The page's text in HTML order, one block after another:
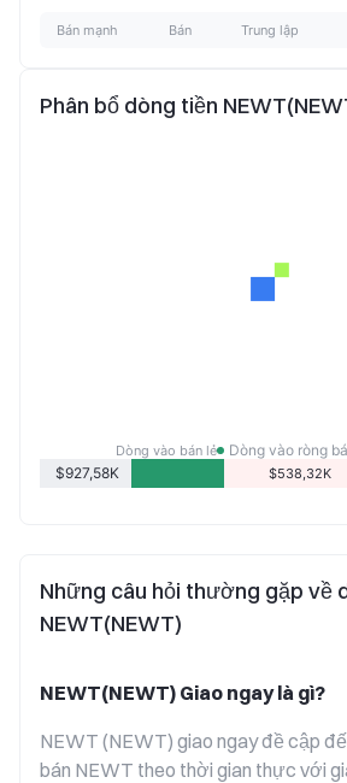
Bán mạnh Bán Trung lập
Phân bổ dòng tiền
Dòng vào bán lẻ
$927,58K
Dòng vào ròng
$538,32K
Những câu hỏi thường gặp về
NEWT(NEWT)
NEWT(NEWT) Giao ngay là gì?
NEWT (NEWT) giao ngay đề cập
bán NEWT theo thời gian thực với